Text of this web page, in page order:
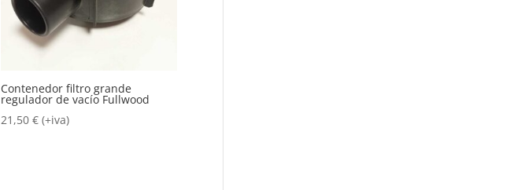
Contenedor filtro grande
regulador de vacío Fullwood
21,50 € (+iva)